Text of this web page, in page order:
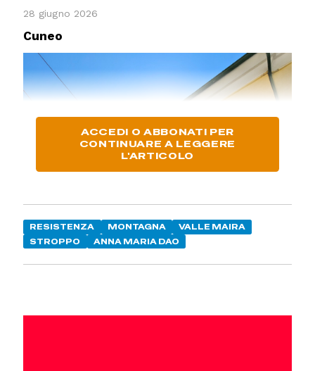
28 giugno 2026
Cuneo
ACCEDI O ABBONATI PER
CONTINUARE A LEGGERE
L'ARTICOLO
RESISTENZA MONTAGNA
VALLE MAIRA
STROPPO
ANNA MARIA DAO